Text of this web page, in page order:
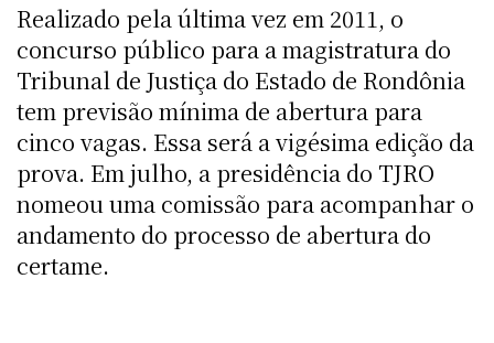
Realizado pela última vez em 2011, o
concurso público para a magistratura do
Tribunal de Justiça do Estado de Rondônia
tem previsão mínima de abertura para
cinco vagas. Essa será a vigésima edição da
prova. Em julho, a presidência do TJRO
nomeou uma comissão para acompanhar o
andamento do processo de abertura do
certame.